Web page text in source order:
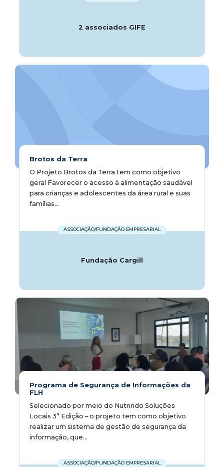
2 associados GIFE
Brotos da Terra
O Projeto Brotos da Terra tem como objetivo
geral Favorecer o acesso à alimentação saudável
para crianças e adolescentes da área rural e suas
famílias...
ASSOCIAÇÃO/FUNDAÇÃO EMPRESARIAL
Fundação Cargill
Programa de Segurança de Informações da
FLH
Selecionado por meio do Nutrindo Soluções
Locais 3ª Edição – o projeto tem como objetivo
realizar um sistema de gestão de segurança da
informação, que...
ASSOCIAÇÃO/FUNDAÇÃO EMPRESARIAL